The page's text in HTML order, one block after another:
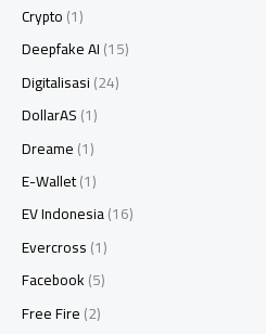
Crypto(1)
Deepfake AI(15)
Digitalisasi(24)
DollarAS(1)
Dreame(1)
E-Wallet(1)
EV Indonesia(16)
Evercross(1)
Facebook(5)
Free Fire(2)